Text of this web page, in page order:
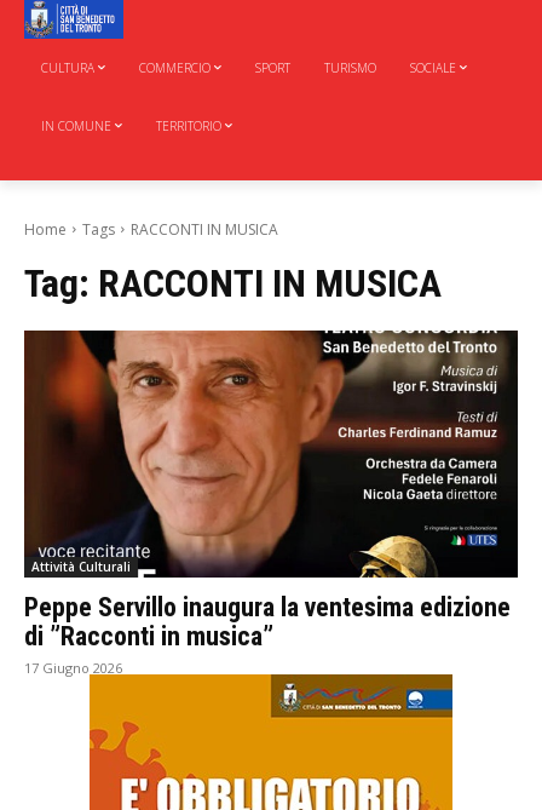
CULTURA COMMERCIO SPORT TURISMO SOCIALE
IN COMUNE TERRITORIO
Home Tags RACCONTI IN MUSICA
Tag: RACCONTI IN MUSICA
Attività Culturali
Peppe Servillo inaugura la ventesima edizione
di ”Racconti in musica”
17 Giugno 2026